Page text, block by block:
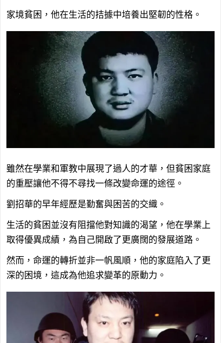
家境貧困，他在生活的拮據中培養出堅韌的性格。
雖然在學業和軍教中展現了過人的才華，但貧困家庭
的重壓讓他不得不尋找一條改變命運的途徑。
劉招華的早年經歷是勤奮與困苦的交織。
生活的貧困並沒有阻擋他對知識的渴望，他在學業上
取得優異成績，為自己開啟了更廣闊的發展道路。
然而，命運的轉折並非一帆風順，他的家庭陷入了更
深的困境，這成為他追求變革的原動力。